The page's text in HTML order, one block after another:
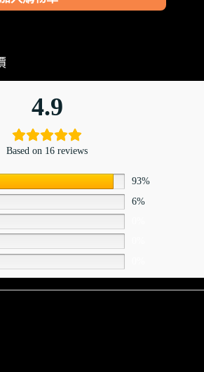
4.9
Based on 16 reviews
93%
6%